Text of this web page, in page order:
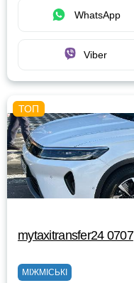
WhatsApp
Viber
mytaxitransfer24 0707
МІЖМІСЬКІ